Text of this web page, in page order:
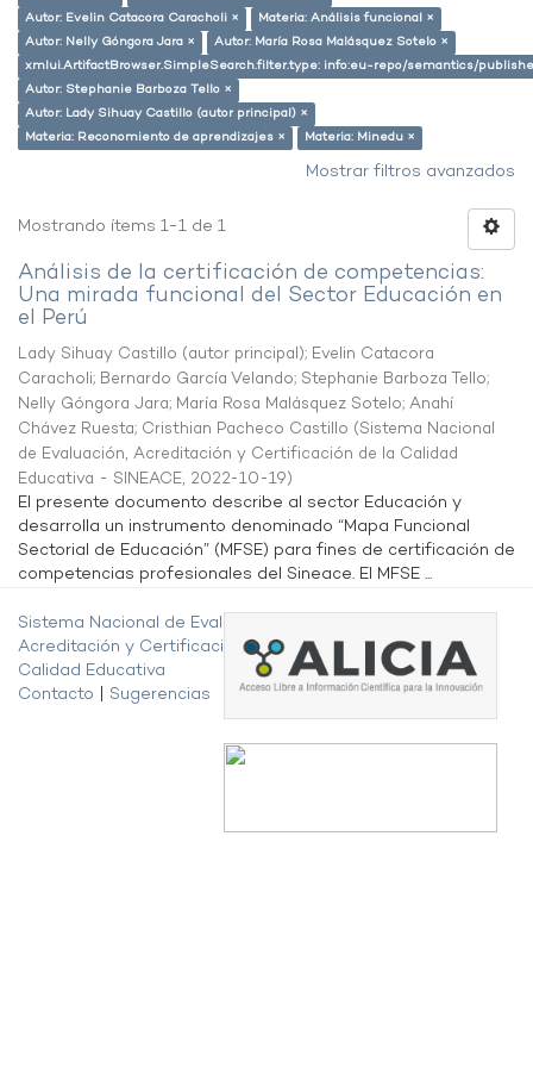
Autor: Evelin Catacora Caracholi ×
Materia: Análisis funcional ×
Autor: Nelly Góngora Jara ×
Autor: María Rosa Malásquez Sotelo ×
xmlui.ArtifactBrowser.SimpleSearch.filter.type: info:eu-repo/semantics/
Autor: Stephanie Barboza Tello ×
Autor: Lady Sihuay Castillo (autor principal) ×
Materia: Reconomiento de aprendizajes ×
Materia: Minedu ×
Mostrar filtros avanzados
Mostrando ítems 1-1 de 1
Análisis de la certificación de competencias:
Una mirada funcional del Sector Educación en
el Perú
Lady Sihuay Castillo (autor principal); Evelin Catacora
Caracholi; Bernardo García Velando; Stephanie Barboza Tello;
Nelly Góngora Jara; María Rosa Malásquez Sotelo; Anahí
Chávez Ruesta; Cristhian Pacheco Castillo (Sistema Nacional
de Evaluación, Acreditación y Certificación de la Calidad
Educativa - SINEACE, 2022-10-19)
El presente documento describe al sector Educación y
desarrolla un instrumento denominado “Mapa Funcional
Sectorial de Educación” (MFSE) para fines de certificación de
competencias profesionales del Sineace. El MFSE ...
Sistema Nacional de Evaluación,
Acreditación y Certificación de la
Calidad Educativa
Contacto
Sugerencias